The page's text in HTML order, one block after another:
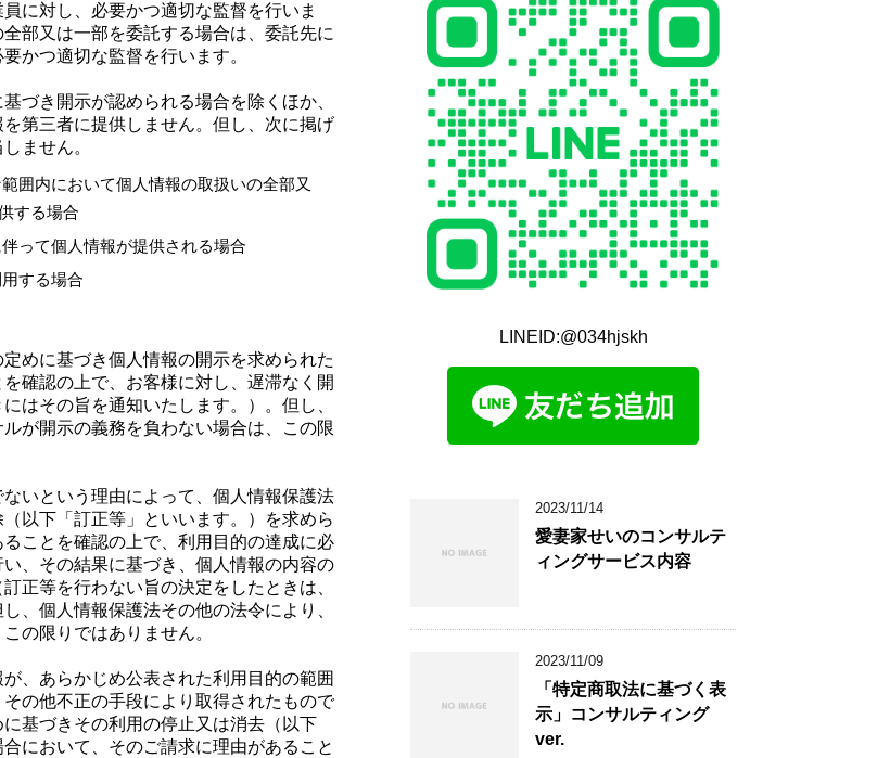
に対し、必要かつ適切な監督を行いま
部又は一部を委託する場合は、委託先に
かつ適切な監督を行います。
づき開示が認められる場合を除くほか、
第三者に提供しません。但し、次に掲げ
ません。
囲内において個人情報の取扱いの全部又
する場合
って個人情報が提供される場合
する場合
めに基づき個人情報の開示を求められた
確認の上で、お客様に対し、遅滞なく開
はその旨を通知いたします。）。但し、
が開示の義務を負わない場合は、この限
いという理由によって、個人情報保護法
以下「訂正等」といいます。）を求めら
ことを確認の上で、利用目的の達成に必
、その結果に基づき、個人情報の内容の
正等を行わない旨の決定をしたときは、
、個人情報保護法その他の法令により、
の限りではありません。
、あらかじめ公表された利用目的の範囲
の他不正の手段により取得されたもので
基づきその利用の停止又は消去（以下
において、そのご請求に理由があること
LINEID:@034hjskh
2023/11/14
愛妻家せいのコンサルテ
ィングサービス内容
2023/11/09
「特定商取法に基づく表
示」コンサルティング
ver.